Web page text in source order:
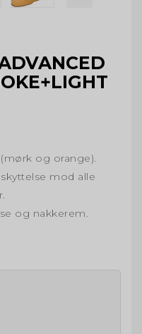
og orange).
mod alle
og nakkerem.